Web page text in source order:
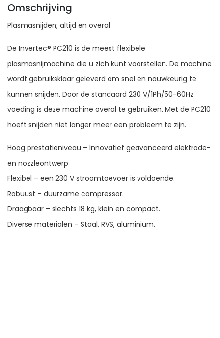
Omschrijving
Plasmasnijden; altijd en overal
De Invertec® PC210 is de meest flexibele
plasmasnijmachine die u zich kunt voorstellen. De machine
wordt gebruiksklaar geleverd om snel en nauwkeurig te
kunnen snijden. Door de standaard 230 V/1Ph/50-60Hz
voeding is deze machine overal te gebruiken. Met de PC210
hoeft snijden niet langer meer een probleem te zijn.
Hoog prestatieniveau – Innovatief geavanceerd elektrode-
en nozzleontwerp
Flexibel – een 230 V stroomtoevoer is voldoende.
Robuust – duurzame compressor.
Draagbaar – slechts 18 kg, klein en compact.
Diverse materialen – Staal, RVS, aluminium.